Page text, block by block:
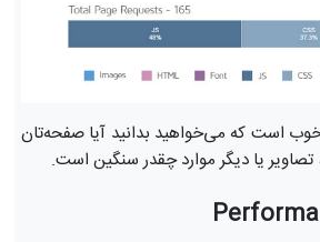
است که می‌خواهید بدانید آیا صفحه‌تان